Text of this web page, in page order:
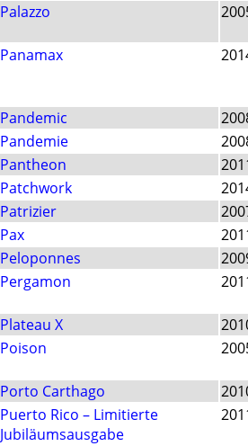
Palazzo
Panamax
Pandemic
Pandemie
Pantheon
Patchwork
Patrizier
Pax
Peloponnes
Pergamon
Plateau X
Poison
Porto Carthago
Puerto Rico – Limitierte
Jubiläumsausgabe